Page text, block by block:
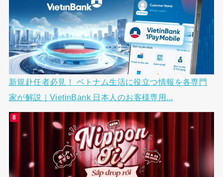
新規赴任者必見！ ベトナム生活に役立つ情報を各専門
家が解説｜VietinBank 日本人のお客様専用...